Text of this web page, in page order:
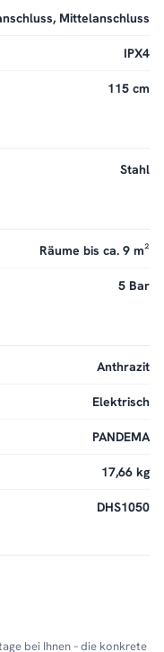
Mittelanschluss
IPX4
115 cm
Stahl
Räume bis ca. 9 m²
5 Bar
Anthrazit
Elektrisch
PANDEMA
17,66 kg
DHS1050
bei Ihnen – die konkrete